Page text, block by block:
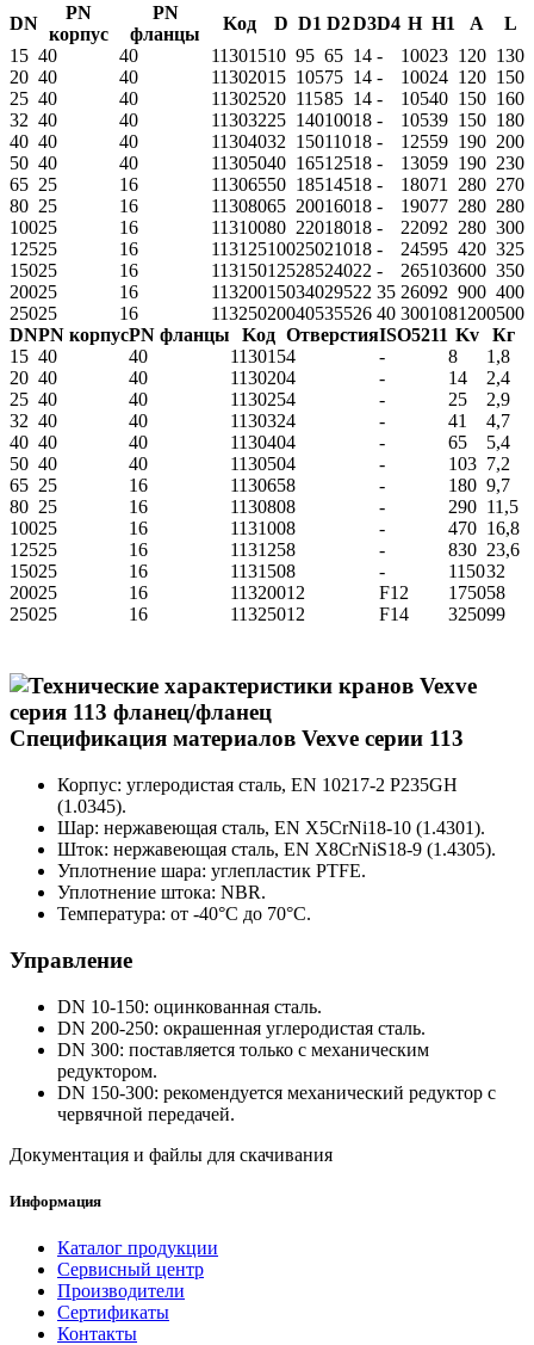
DN
PN
корпус
PN
фланцы
Koд D D1 D2D3D4 H H1 A
L
15 40 40 11301510 95 65 14 - 10023 120 130
20 40 40 11302015 10575 14 - 10024 120 150
25 40 40 11302520 11585 14 - 10540 150 160
32 40 40 11303225 14010018 - 10539 150 180
40 40 40 11304032 15011018 - 12559 190 200
50 40 40 11305040 16512518 - 13059 190 230
65 25 16 11306550 18514518 - 18071 280 270
80 25 16 11308065 20016018 - 19077 280 280
10025 16 11310080 22018018 - 22092 280 300
12525 16 11312510025021018 - 24595 420 325
15025 16 11315012528524022 - 265103600 350
20025 16 11320015034029522 35 26092 900 400
25025 16 11325020040535526 40 3001081200500
DNPN корпусPN фланцы Koд ОтверстияISO5211 Kv
Кг
15 40 40 1130154 - 8
1,8
20 40 40 1130204 - 14
2,4
25 40 40 1130254 - 25
2,9
32 40 40 1130324 - 41
4,7
40 40 40 1130404 - 65
5,4
50 40 40 1130504 - 103 7,2
65 25 16 1130658 - 180 9,7
80 25 16 1130808 - 290 11,5
10025 16 1131008 - 470 16,8
12525 16 1131258 - 830 23,6
15025 16 1131508 - 115032
20025 16 11320012 F12 175058
25025 16 11325012 F14 325099
Спецификация материалов Vexve серии 113
Корпус: углеродистая сталь, EN 10217-2 P235GH
(1.0345).
Шар: нержавеющая сталь, EN X5CrNi18-10 (1.4301).
Шток: нержавеющая сталь, EN X8CrNiS18-9 (1.4305).
Уплотнение шара: углепластик PTFE.
Уплотнение штока: NBR.
Температура: от -40°C до 70°C.
Управление
DN 10-150: оцинкованная сталь.
DN 200-250: окрашенная углеродистая сталь.
DN 300: поставляется только с механическим
редуктором.
DN 150-300: рекомендуется механический редуктор с
червячной передачей.
Документация и файлы для скачивания
Информация
Каталог продукции
Сервисный центр
Производители
Сертификаты
Контакты